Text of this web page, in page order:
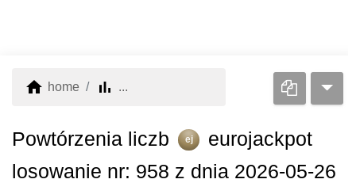
home home bar_chart ...
Powtórzenia liczb ej
eurojackpot
losowanie nr: 958 z dnia 2026-05-26